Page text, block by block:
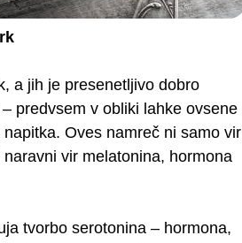
a jih je presenetljivo dobro
predvsem v obliki lahke ovsene
Oves namreč ni samo vir
vir melatonina, hormona
tvorbo serotonina – hormona,